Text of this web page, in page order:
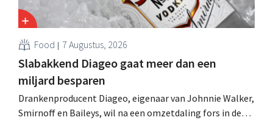
Food 7 Augustus, 2026
Slabakkend Diageo gaat meer dan een
miljard besparen
Drankenproducent Diageo, eigenaar van Johnnie Walker,
Smirnoff en Baileys, wil na een omzetdaling fors in de